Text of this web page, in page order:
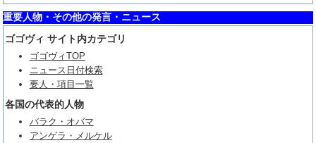
重要人物・その他の発言・ニュース
ゴゴヴィ サイト内カテゴリ
ゴゴヴィTOP
ニュース日付検索
要人・項目一覧
各国の代表的人物
バラク・オバマ
アンゲラ・メルケル